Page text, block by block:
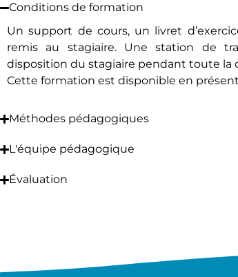
Conditions de formation
Un support de cours, un livret
remis au stagiaire. Une station de
disposition du stagiaire pendant toute la
Cette formation est disponible en
Méthodes pédagogiques
L'équipe pédagogique
Évaluation